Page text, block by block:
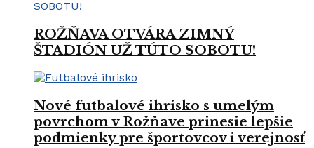
ROŽŇAVA OTVÁRA ZIMNÝ
ŠTADIÓN UŽ TÚTO SOBOTU!
Nové futbalové ihrisko s umelým
povrchom v Rožňave prinesie lepšie
podmienky pre športovcov i verejnosť